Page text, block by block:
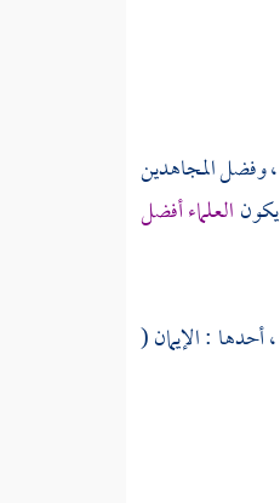
وفضل المجاهدين
العلماء أفضل
، أحدها : الإيمان (